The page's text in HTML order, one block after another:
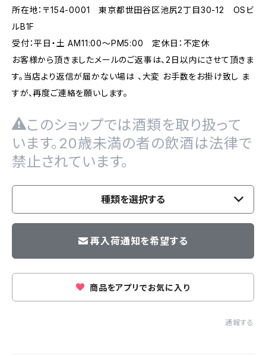
所在地：〒154-0001 東京都世田谷区池尻2丁目30-12 OSビ
ルB1F
受付：平日・土 AM11:00～PM5:00 定休日：不定休
お客様から頂きましたメールのご返事は、2日以内にさせて頂きま
す。当店より返信が届かない場は 、大変 お手数をお掛け致し ま
すが、再度ご連絡を願いします。
このショップでは酒類を取り扱って
います。20歳未満の者の飲酒は法律で
禁止されています。
種類を選択する
再入荷通知を希望する
商品をアプリでお気に入り
通報する